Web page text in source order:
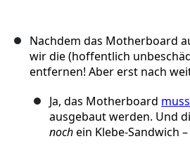
Nachdem das Motherboard
wir die (hoffentlich
entfernen! Aber erst nach
Ja, das Motherboard muss
ausgebaut werden. Und
nochein Klebe-Sandwich